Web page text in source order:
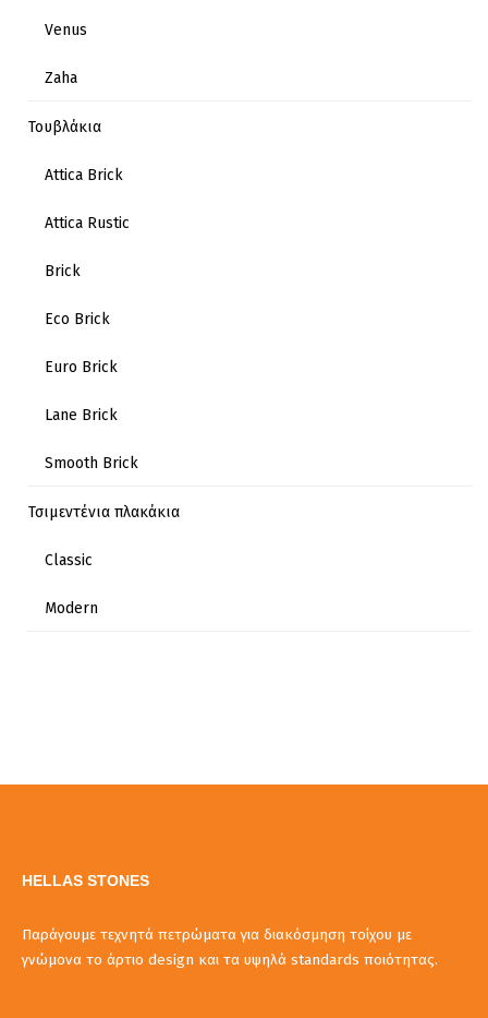
Venus
Zaha
Τουβλάκια
Attica Brick
Attica Rustic
Brick
Eco Brick
Euro Brick
Lane Brick
Smooth Brick
Τσιμεντένια πλακάκια
Classic
Modern
HELLAS STONES
Παράγουμε τεχνητά πετρώματα για διακόσμηση τοίχου με
γνώμονα το άρτιο design και τα υψηλά standards ποιότητας.